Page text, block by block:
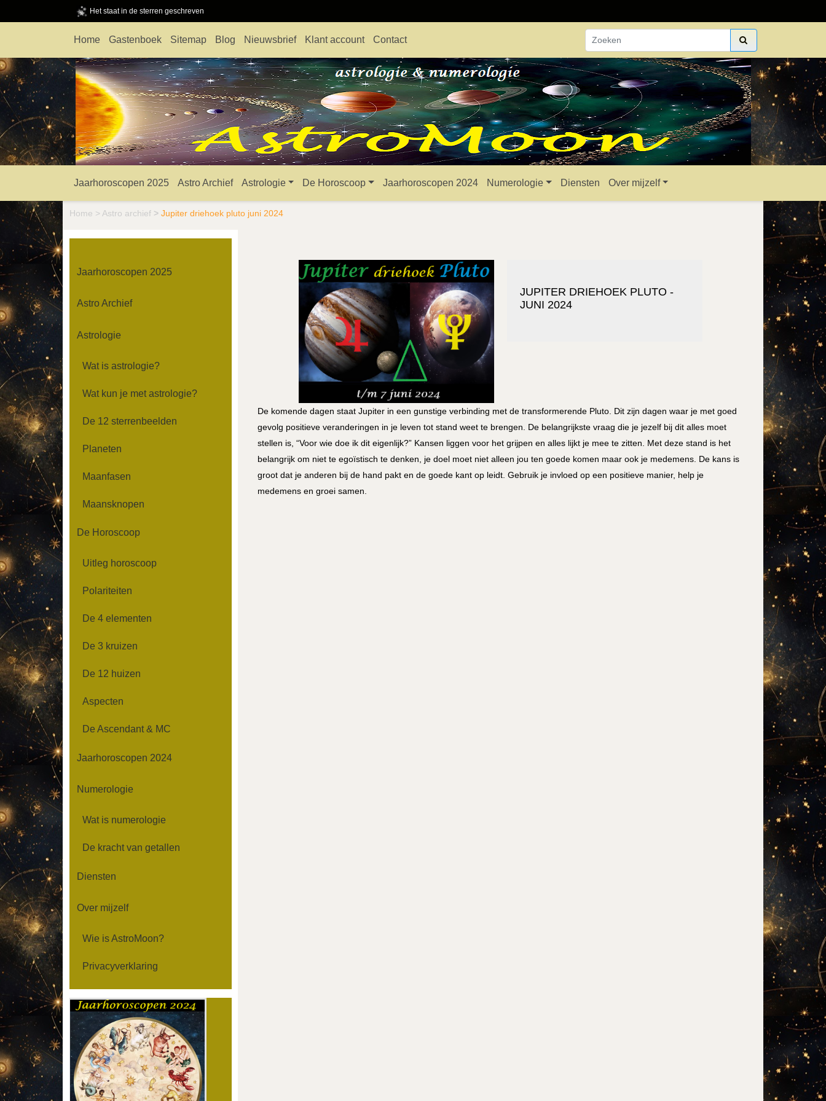
Het staat in de sterren geschreven
Home Gastenboek Sitemap Blog Nieuwsbrief Klant account Contact
Jaarhoroscopen 2025 Astro Archief Astrologie De Horoscoop Jaarhoroscopen 2024 Numerologie Diensten Over mijzelf
Home > Astro archief > Jupiter driehoek pluto juni 2024
Jaarhoroscopen 2025
Astro Archief
Astrologie
Wat is astrologie?
Wat kun je met astrologie?
De 12 sterrenbeelden
Planeten
Maanfasen
Maansknopen
De Horoscoop
Uitleg horoscoop
Polariteiten
De 4 elementen
De 3 kruizen
De 12 huizen
Aspecten
De Ascendant & MC
Jaarhoroscopen 2024
Numerologie
Wat is numerologie
De kracht van getallen
Diensten
Over mijzelf
Wie is AstroMoon?
Privacyverklaring
JUPITER DRIEHOEK PLUTO -
JUNI 2024
De komende dagen staat Jupiter in een gunstige verbinding met de transformerende Pluto. Dit zijn dagen waar je met goed
gevolg positieve veranderingen in je leven tot stand weet te brengen. De belangrijkste vraag die je jezelf bij dit alles moet
stellen is, “Voor wie doe ik dit eigenlijk?” Kansen liggen voor het grijpen en alles lijkt je mee te zitten. Met deze stand is het
belangrijk om niet te egoïstisch te denken, je doel moet niet alleen jou ten goede komen maar ook je medemens. De kans is
groot dat je anderen bij de hand pakt en de goede kant op leidt. Gebruik je invloed op een positieve manier, help je
medemens en groei samen.